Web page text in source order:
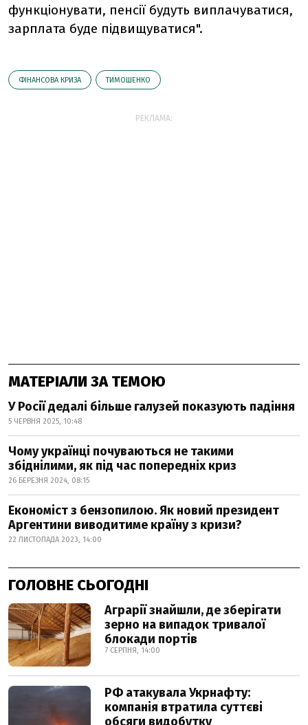
функціонувати, пенсії будуть виплачуватися,
зарплата буде підвищуватися".
ФІНАНСОВА КРИЗА ТИМОШЕНКО
РЕКЛАМА:
МАТЕРІАЛИ ЗА ТЕМОЮ
У Росії дедалі більше галузей показують падіння
5 ЧЕРВНЯ 2025, 10:48
Чому українці почуваються не такими
збіднілими, як під час попередніх криз
26 БЕРЕЗНЯ 2024, 08:15
Економіст з бензопилою. Як новий президент
Аргентини виводитиме країну з кризи?
22 ЛИСТОПАДА 2023, 14:00
ГОЛОВНЕ СЬОГОДНІ
Аграрії знайшли, де зберігати
зерно на випадок тривалої
блокади портів
7 СЕРПНЯ, 14:00
РФ атакувала Укрнафту:
компанія втратила суттєві
обсяги видобутку